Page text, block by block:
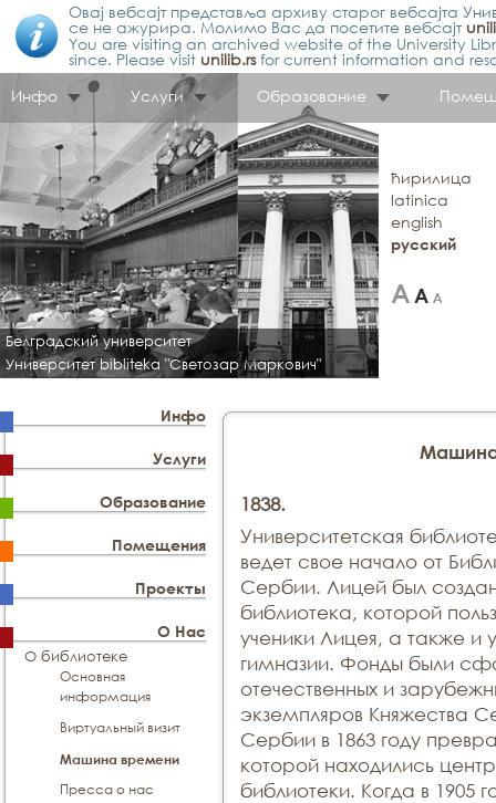
Овај вебсајт представља архиву старог вебсајта
се не ажурира. Молимо Вас да посетите вебсајт
You are visiting an archived website of the University
since. Please visit unilib.rsfor current information and
Инфо
Услуги Образование
Белградский университет
Университет bibliteka "Светозар Маркович"
ћирилица
latinica
english
русский
Инфо
Услуги
Образование
Помещения
Проекты
О Нас
О библиотеке
Основная
информация
Виртуальный визит
Машина времени
Пресса о нас
1838.
Университетская
ведет свое начало от
Сербии. Лицей был
библиотека, которой
ученики Лицея, а также и
гимназии. Фонды были
отечественных и
экземпляров Княжества
Сербии в 1863 году
которой находились
библиотеки. Когда в 1905